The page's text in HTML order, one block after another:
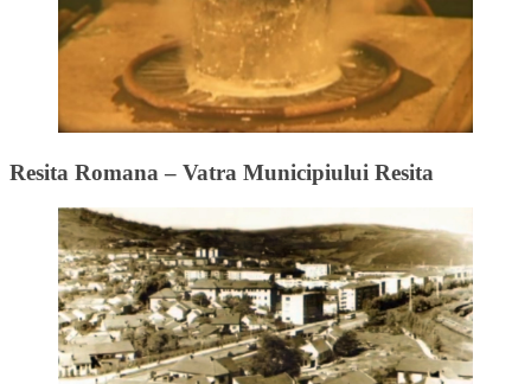
Resita Romana – Vatra Municipiului Resita